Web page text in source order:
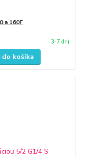
a 160F
3-7 dní
do košíka